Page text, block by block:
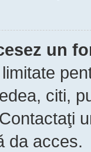
un
citi,
da acces.